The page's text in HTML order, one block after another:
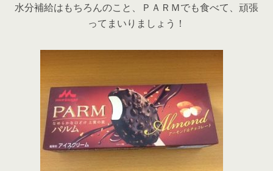
水分補給はもちろんのこと、ＰＡＲＭでも食べて、頑張
ってまいりましょう！